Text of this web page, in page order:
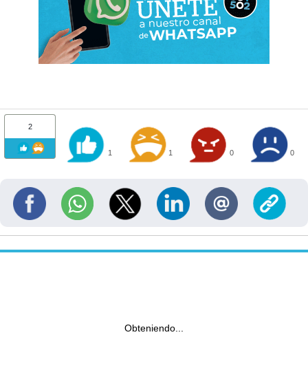
2
1 1 0 0
Obteniendo...